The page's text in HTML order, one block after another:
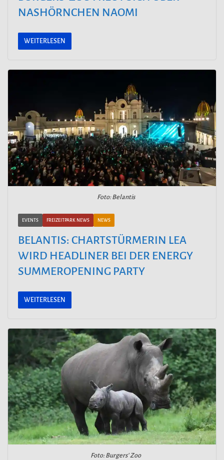
NASHÖRNCHEN NAOMI
WEITERLESEN
Foto: Belantis
EVENTS FREIZEITPARK NEWS NEWS
BELANTIS: CHARTSTÜRMERIN LEA
WIRD HEADLINER BEI DER ENERGY
SUMMEROPENING PARTY
WEITERLESEN
Foto: Burgers' Zoo